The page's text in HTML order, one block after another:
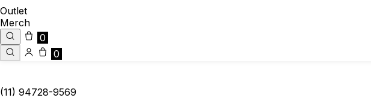
(11) 94728-9569
Outlet
Merch
0
0